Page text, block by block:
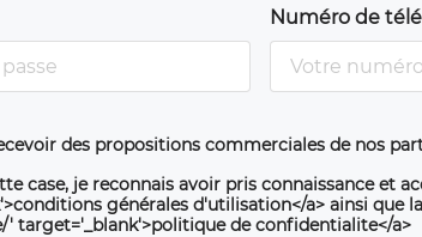
Numéro de
des propositions commerciales de nos
case, je reconnais avoir pris connaissance et
générales d'utilisation</a> ainsi que
target='_blank'>politique de confidentialite</a>